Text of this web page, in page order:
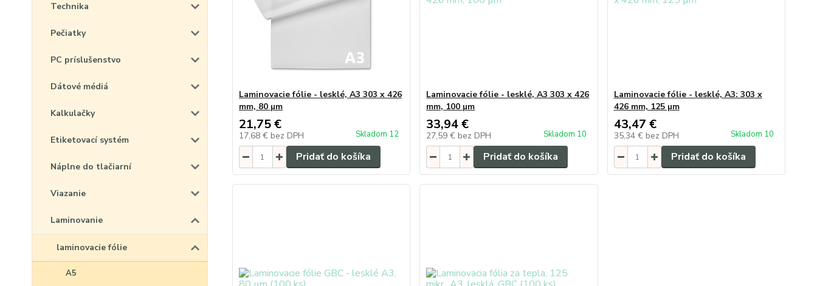
Technika
Pečiatky
PC príslušenstvo
Dátové médiá
Kalkulačky
Etiketovací systém
Náplne do tlačiarní
Viazanie
Laminovanie
laminovacie fólie
A5
Laminovacie fólie - lesklé, A3 303 x 426
mm, 80 µm
21,75 €
17,68 € bez DPH Skladom 12
Pridať do košíka
Laminovacie fólie - lesklé, A3 303 x 426
mm, 100 µm
33,94 €
27,59 € bez DPH Skladom 10
Pridať do košíka
Laminovacie fólie - lesklé, A3: 303 x
426 mm, 125 µm
43,47 €
35,34 € bez DPH Skladom 10
Pridať do košíka